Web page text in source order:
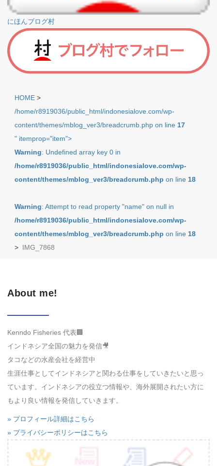
にほんブログ村
HOME >
/home/r8919036/public_html/indonesialove.com/wp-
content/themes/mblog_ver3/breadcrumb.php on line 17
" itemprop="item">
Warning: Undefined array key 0 in
/home/r8919036/public_html/indonesialove.com/wp-
content/themes/mblog_ver3/breadcrumb.php on line 18
Warning: Attempt to read property "name" on null in
/home/r8919036/public_html/indonesialove.com/wp-
content/themes/mblog_ver3/breadcrumb.php on line 18
> IMG_7868
About me!
Kenndo Fisheries 代表🏢
インドネシア全国の魅力を発信🎥
タコなどの水産会社を経営中
生涯仕事としてインドネシアと関わる仕事をしていきたいと思っ
ています。インドネシアの役立つ情報や、海外展開されたい方に
もより良い情報を発信していきます。
» プロフィール詳細はこちら
» プライバシーポリシーはこちら